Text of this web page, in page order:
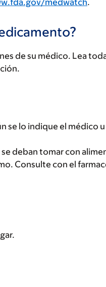
medwatch.
de su médico. Lea
se lo indique el médico
deban tomar con
Consulte con el